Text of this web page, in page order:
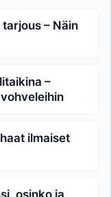
– Näin
–
ilmaiset
osinko ja